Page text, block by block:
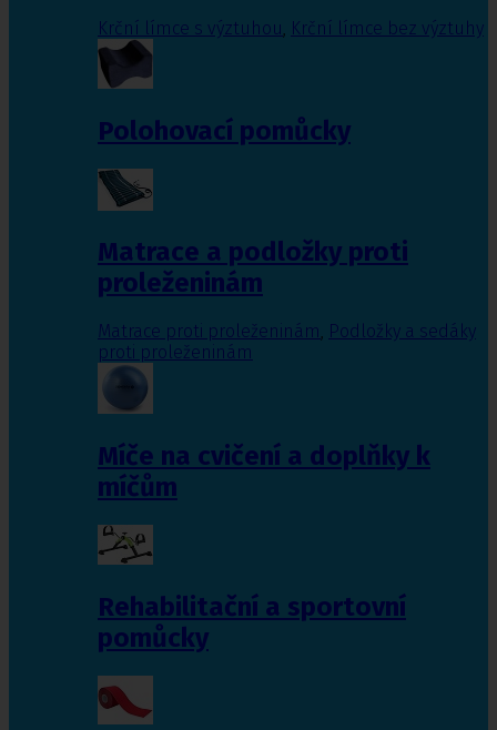
Krční límce s výztuhou Krční límce bez výztuhy
Polohovací pomůcky
Matrace a podložky proti
proleženinám
Matrace proti proleženinám, Podložky a sedáky
proti proleženinám
Míče na cvičení a doplňky k
míčům
Rehabilitační a sportovní
pomůcky